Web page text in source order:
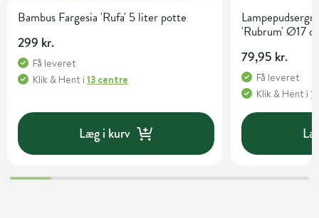
Bambus Fargesia 'Rufa' 5 liter potte
299 kr.
Få leveret
Klik & Hent i 13 centre
Læg i kurv
'Rubrum' Ø17
79,95 kr.
Få leveret
Klik & Hent i